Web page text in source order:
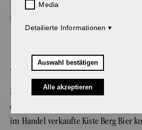
Media
Detailierte Informationen
Auswahl bestätigen
Alle akzeptieren
ausgeliefert.
100.000 HALBE FÜR WIRTE
Mit ihrer Aktion „Freibier für meinen
die Berg Brauerei ihre Wirte
im Handel verkaufte Kiste Berg Bier